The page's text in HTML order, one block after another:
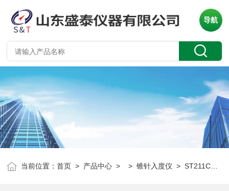
导航
当前位置：首页 > 产品中心 > >锥针入度仪 > ST211C全自动药膏软膏恒温锥入度测定仪